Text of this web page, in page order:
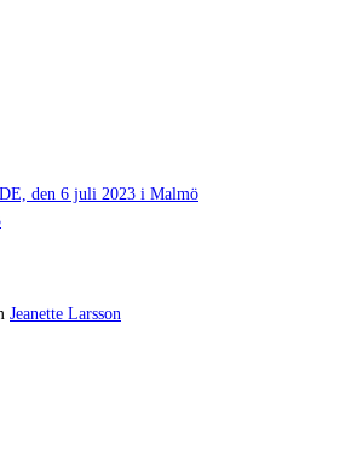
den 6 juli 2023 i Malmö
Jeanette Larsson